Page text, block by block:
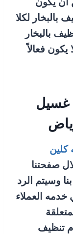
أن يكون
بالبخار لكلا
بالبخار
فعالاً
غسيل
كلين
صفحتنا
وسيتم الرد
العملاء
تنظيف